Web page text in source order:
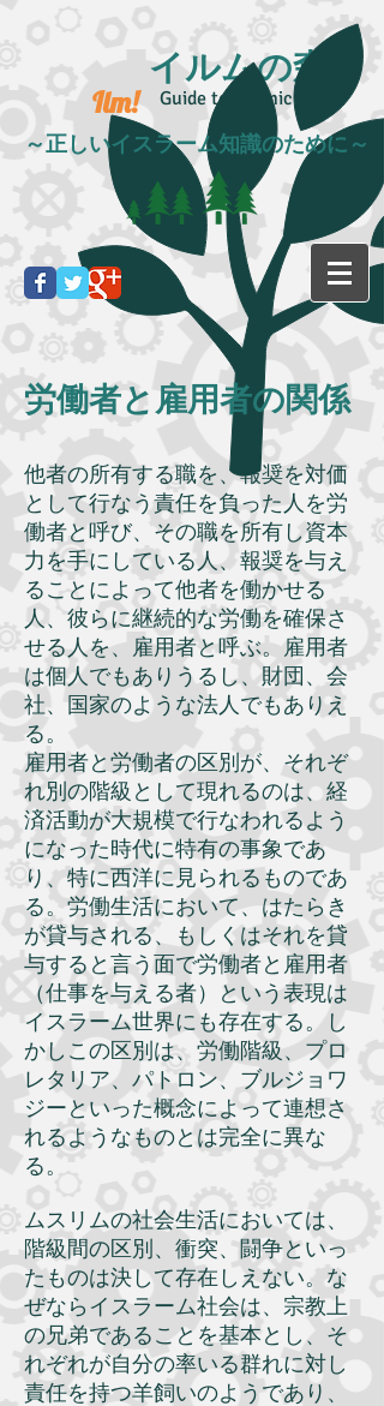
イルムの森
Guide to Islamic life
Ilm!
～正しいイスラーム知識のために～
労働者と雇用者の関係
他者の所有する職を、報奨を対価
として行なう責任を負った人を労
働者と呼び、その職を所有し資本
力を手にしている人、報奨を与え
ることによって他者を働かせる
人、彼らに継続的な労働を確保さ
せる人を、雇用者と呼ぶ。雇用者
は個人でもありうるし、財団、会
社、国家のような法人でもありえ
る。
雇用者と労働者の区別が、それぞ
れ別の階級として現れるのは、経
済活動が大規模で行なわれるよう
になった時代に特有の事象であ
り、特に西洋に見られるものであ
る。労働生活において、はたらき
が貸与される、もしくはそれを貸
与すると言う面で労働者と雇用者
（仕事を与える者）という表現は
イスラーム世界にも存在する。し
かしこの区別は、労働階級、プロ
レタリア、パトロン、ブルジョワ
ジーといった概念によって連想さ
れるようなものとは完全に異な
る。
ムスリムの社会生活においては、
階級間の区別、衝突、闘争といっ
たものは決して存在しえない。な
ぜならイスラーム社会は、宗教上
の兄弟であることを基本とし、そ
れぞれが自分の率いる群れに対し
責任を持つ羊飼いのようであり、